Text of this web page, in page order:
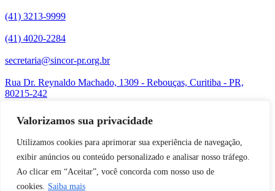
Valorizamos sua privacidade
Utilizamos cookies para aprimorar sua experiência de navegação,
exibir anúncios ou conteúdo personalizado e analisar nosso tráfego.
Ao clicar em “Aceitar”, você concorda com nosso uso de
cookies. Saiba mais
(41) 3213-9999
(41) 4020-2284
secretaria@sincor-pr.org.br
Rua Dr. Reynaldo Machado, 1309 - Rebouças, Curitiba - PR,
80215-242
por Agência de Marketing Digital
2026